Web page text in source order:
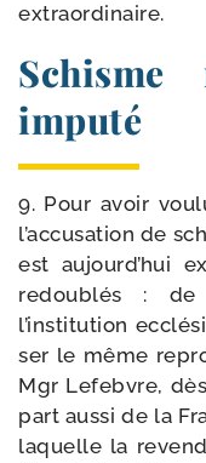
extraordinaire.
imputé
9. Pour avoir
l’accusation de
est aujourd’hui
redou­blés :
l’institution
ser le même
Mgr Lefebvre,
part aus­si de la
laquelle la